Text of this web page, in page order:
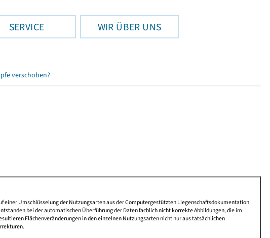
SERVICE WIR ÜBER UNS
verschoben?
Umschlüsselung der Nutzungsarten aus der Computergestützten Liegenschaftsdokumentation
bei der automatischen Überführung der Daten fachlich nicht korrekte Abbildungen, die im
Flächenveränderungen in den einzelnen Nutzungsarten nicht nur aus tatsächlichen